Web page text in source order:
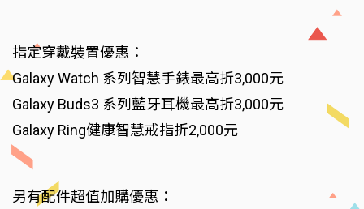
指定穿戴裝置優惠：
Galaxy Watch 系列智慧手錶最高折3,000元
Galaxy Buds3 系列藍牙耳機最高折3,000元
Galaxy Ring健康智慧戒指折2,000元
另有配件超值加購優惠：